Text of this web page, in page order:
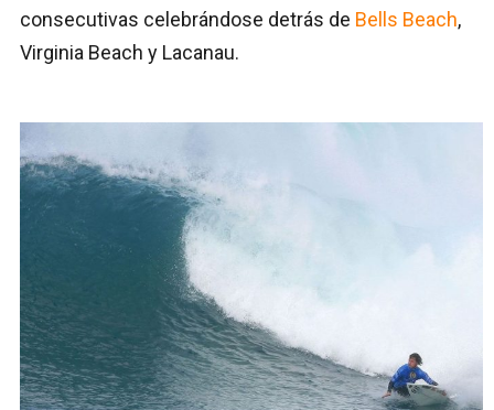
consecutivas celebrándose detrás de Bells Beach,
Virginia Beach y Lacanau.